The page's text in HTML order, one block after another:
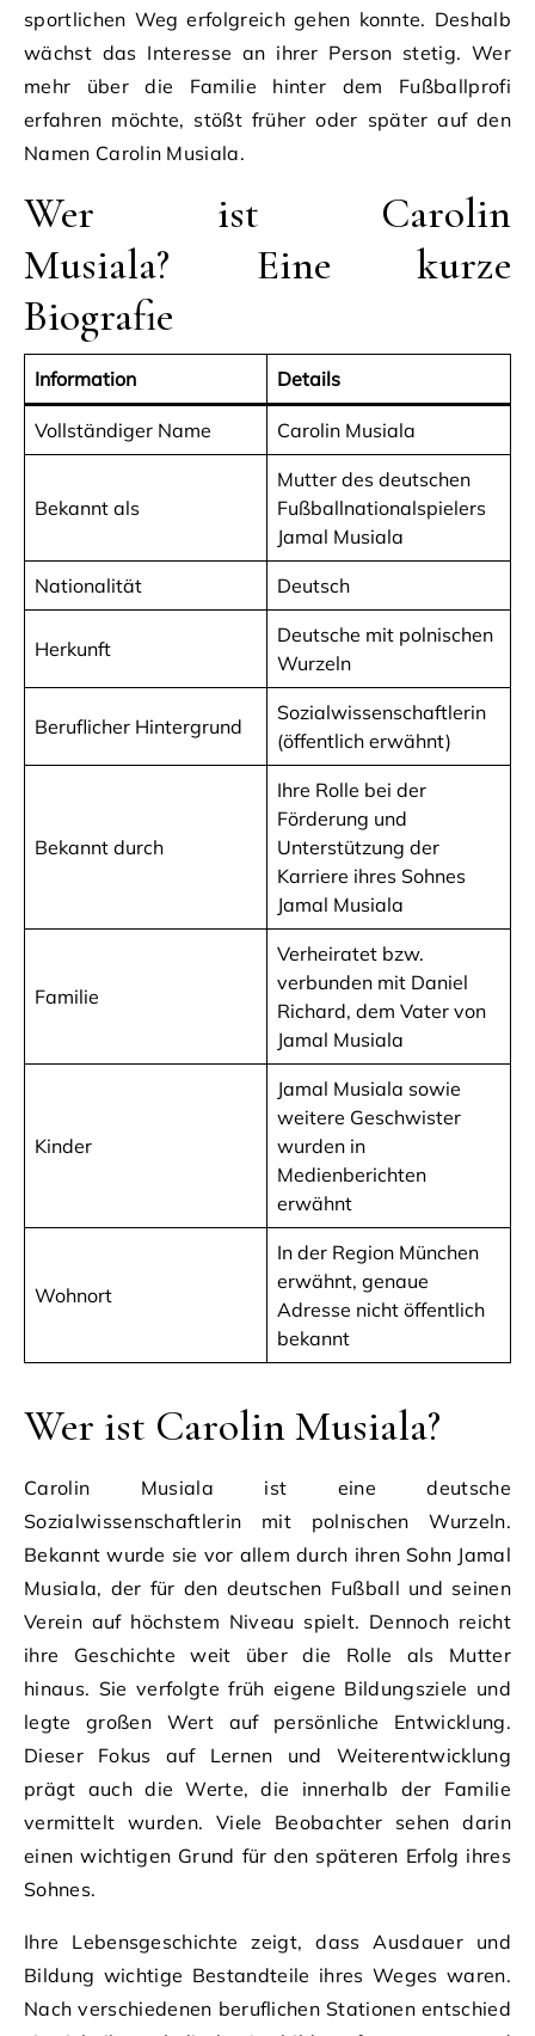
sportlichen Weg erfolgreich gehen konnte. Deshalb
wächst das Interesse an ihrer Person stetig. Wer
mehr über die Familie hinter dem Fußballprofi
erfahren möchte, stößt früher oder später auf den
Namen Carolin Musiala.
Wer ist Carolin
Musiala? Eine kurze
Biografie
Information Details
Vollständiger Name Carolin Musiala
Bekannt als
Mutter des deutschen
Fußballnationalspielers
Jamal Musiala
Nationalität Deutsch
Herkunft
Deutsche mit polnischen
Wurzeln
Beruflicher Hintergrund
Sozialwissenschaftlerin
(öffentlich erwähnt)
Bekannt durch
Ihre Rolle bei der
Förderung und
Unterstützung der
Karriere ihres Sohnes
Jamal Musiala
Familie
Verheiratet bzw.
verbunden mit Daniel
Richard, dem Vater von
Jamal Musiala
Kinder
Jamal Musiala sowie
weitere Geschwister
wurden in
Medienberichten
erwähnt
Wohnort
In der Region München
erwähnt, genaue
Adresse nicht öffentlich
bekannt
Wer ist Carolin Musiala?
Carolin Musiala ist eine deutsche
Sozialwissenschaftlerin mit polnischen Wurzeln.
Bekannt wurde sie vor allem durch ihren Sohn Jamal
Musiala, der für den deutschen Fußball und seinen
Verein auf höchstem Niveau spielt. Dennoch reicht
ihre Geschichte weit über die Rolle als Mutter
hinaus. Sie verfolgte früh eigene Bildungsziele und
legte großen Wert auf persönliche Entwicklung.
Dieser Fokus auf Lernen und Weiterentwicklung
prägt auch die Werte, die innerhalb der Familie
vermittelt wurden. Viele Beobachter sehen darin
einen wichtigen Grund für den späteren Erfolg ihres
Sohnes.
Ihre Lebensgeschichte zeigt, dass Ausdauer und
Bildung wichtige Bestandteile ihres Weges waren.
Nach verschiedenen beruflichen Stationen entschied